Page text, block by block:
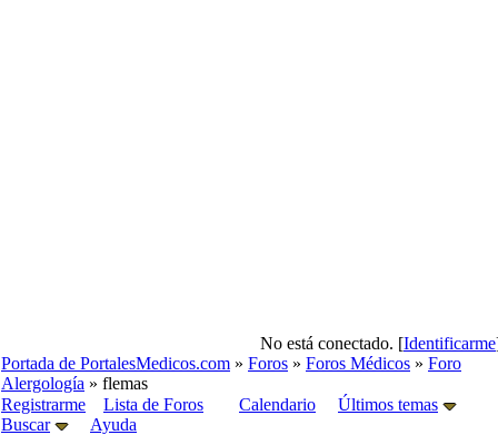
No está conectado. [Identificarme
Portada de PortalesMedicos.com » Foros » Foros Médicos » Foro
Alergología » flemas
Registrarme
Lista de Foros Calendario
Últimos temas
Buscar
Ayuda